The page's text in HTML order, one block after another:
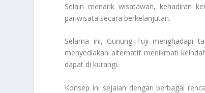
Selain menarik wisatawan, kehadiran
pariwisata secara berkelanjutan.
Selama ini, Gunung Fuji menghadapi
menyediakan alternatif menikmati
dapat di kurangi.
Konsep ini sejalan dengan berbagai